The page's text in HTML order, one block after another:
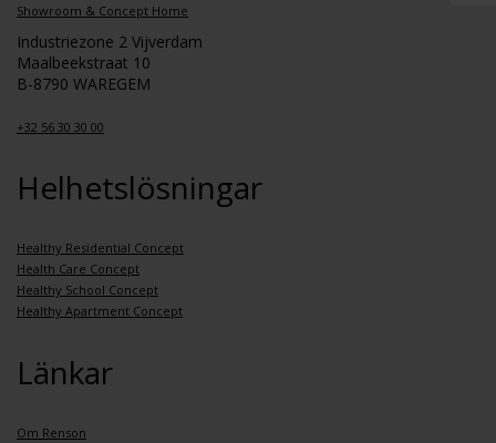
Showroom & Concept Home
Industriezone 2 Vijverdam
Maalbeekstraat 10
B-8790 WAREGEM
+32 56 30 30 00
Helhetslösningar
Healthy Residential Concept
Health Care Concept
Healthy School Concept
Healthy Apartment Concept
Länkar
Om Renson